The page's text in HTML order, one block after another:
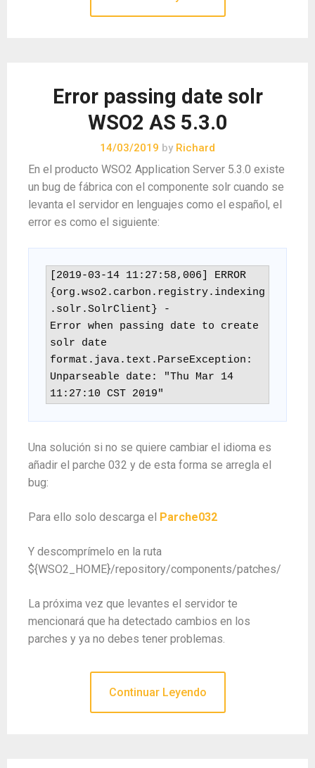
Error passing date solr
WSO2 AS 5.3.0
14/03/2019 by Richard
En el producto WSO2 Application Server 5.3.0 existe
un bug de fábrica con el componente solr cuando se
levanta el servidor en lenguajes como el español, el
error es como el siguiente:
[2019-03-14 11:27:58,006] ERROR
{org.wso2.carbon.registry.indexing
.solr.SolrClient} -
Error when passing date to create
solr date
format.java.text.ParseException:
Unparseable date: "Thu Mar 14
11:27:10 CST 2019"
Una solución si no se quiere cambiar el idioma es
añadir el parche 032 y de esta forma se arregla el
bug:
Para ello solo descarga el Parche032
Y descomprímelo en la ruta
${WSO2_HOME}/repository/components/patches/
La próxima vez que levantes el servidor te
mencionará que ha detectado cambios en los
parches y ya no debes tener problemas.
Continuar Leyendo